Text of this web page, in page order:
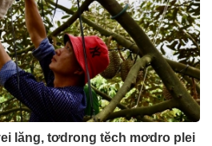
lăng, tơdrong tĕch mơdro plei